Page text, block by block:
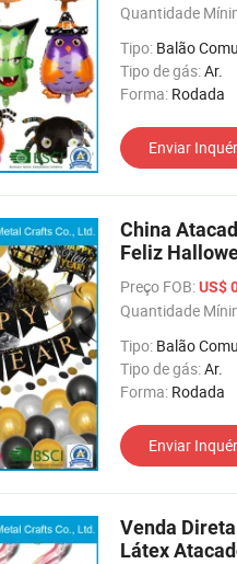
Quantidade
Tipo: Balão
Tipo de gás:Ar.
Forma: Rodada
Enviar
China
Feliz
Preço FOB:US$
Quantidade
Tipo: Balão
Tipo de gás:Ar.
Forma: Rodada
Enviar
Venda
Látex